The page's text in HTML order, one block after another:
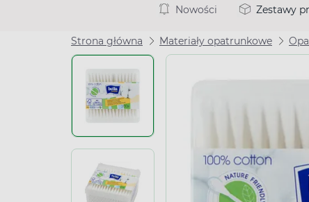
Nowości Zestawy
Strona główna Materiały opatrunkowe